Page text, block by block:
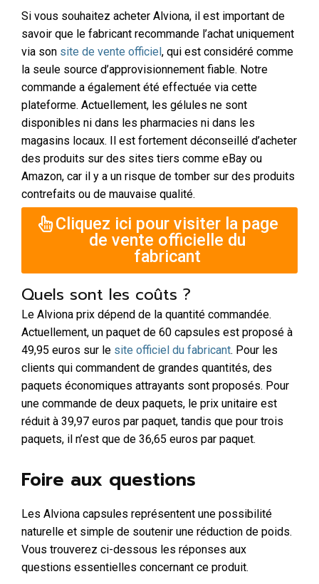
Si vous souhaitez acheter Alviona, il est important de
savoir que le fabricant recommande l’achat uniquement
via son site de vente officiel , qui est considéré comme
la seule source d’approvisionnement fiable. Notre
commande a également été effectuée via cette
plateforme. Actuellement, les gélules ne sont
disponibles ni dans les pharmacies ni dans les
magasins locaux. Il est fortement déconseillé d’acheter
des produits sur des sites tiers comme eBay ou
Amazon, car il y a un risque de tomber sur des produits
contrefaits ou de mauvaise qualité.
Cliquez ici pour visiter la page
de vente officielle du
fabricant
Quels sont les coûts ?
Le Alviona prix dépend de la quantité commandée.
Actuellement, un paquet de 60 capsules est proposé à
49,95 euros sur le site officiel du fabricant. Pour les
clients qui commandent de grandes quantités, des
paquets économiques attrayants sont proposés. Pour
une commande de deux paquets, le prix unitaire est
réduit à 39,97 euros par paquet, tandis que pour trois
paquets, il n’est que de 36,65 euros par paquet.
Foire aux questions
Les Alviona capsules représentent une possibilité
naturelle et simple de soutenir une réduction de poids.
Vous trouverez ci-dessous les réponses aux
questions essentielles concernant ce produit.